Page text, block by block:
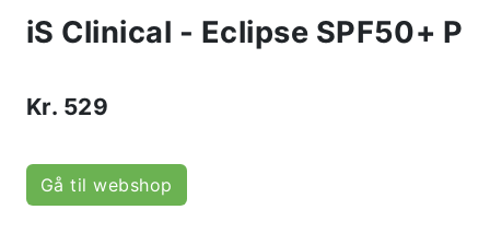
iS Clinical - Eclipse SPF50+ P
Kr. 529
Gå til webshop